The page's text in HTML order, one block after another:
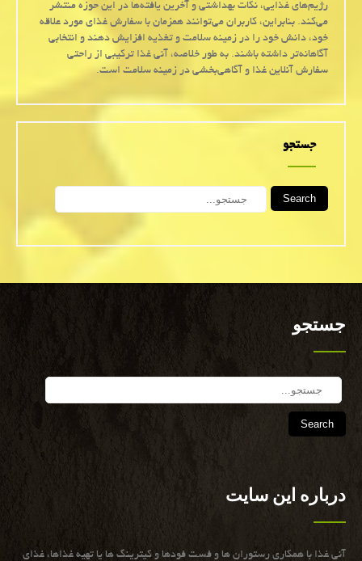
رژیم‌های غذایی، نکات بهداشتی و آخرین یافته‌ها در این حوزه منتشر
می‌کند. بنابراین، کاربران می‌توانند همزمان با سفارش غذای مورد علاقه
خود، دانش خود را در زمینه سلامت و تغذیه افزایش دهند و انتخابی
آگاهانه‌تر داشته باشند. به طور خلاصه، آنی غذا ترکیبی از راحتی
سفارش آنلاین غذا و آگاهی‌بخشی در زمینه سلامت است.
جستجو
Search
جستجو
درباره این سایت
آنی غذا با همكاری رستوران ها و فست فودها و كیترینگ ها یا تهیه غذاها، غذای